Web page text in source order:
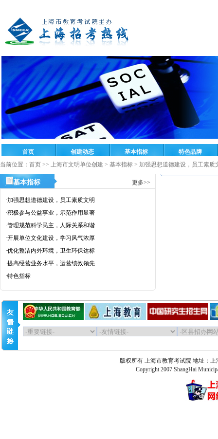
当前位置： 首页 >> 上海市文明单位创建 > 基本指标 > 加强思想道德建设，员工素质
基本指标 更多>>
·加强思想道德建设，员工素质文明
·积极参与公益事业，示范作用显著
·管理规范科学民主，人际关系和谐
·开展单位文化建设，学习风气浓厚
·优化整洁内外环境，卫生环保达标
·提高经营业务水平，运营绩效领先
·特色指标